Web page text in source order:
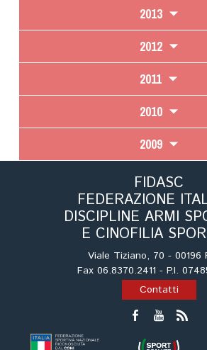
2013
2012
2011
2010
2009
FIDASC
FEDERAZIONE
DISCIPLINE ARMI
E CINOFILIA
Viale Tiziano, 70 - 00196
Fax 06.8370.2411 - P.I.
Contatti